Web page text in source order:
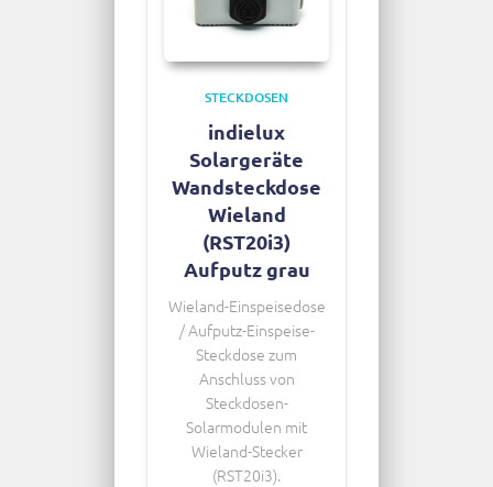
STECKDOSEN
indielux
Solargeräte
Wandsteckdose
Wieland
(RST20i3)
Aufputz grau
Wieland-Einspeisedose
/ Aufputz-Einspeise-
Steckdose zum
Anschluss von
Steckdosen-
Solarmodulen mit
Wieland-Stecker
(RST20i3).